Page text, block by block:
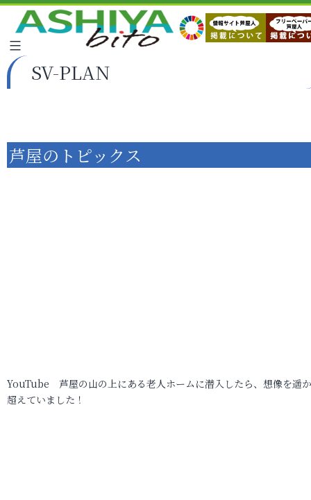
SV-PLAN
芦屋のトピックス
YouTube 芦屋の山の上にある老人ホームに潜入したら、想像を遥
超えていました！